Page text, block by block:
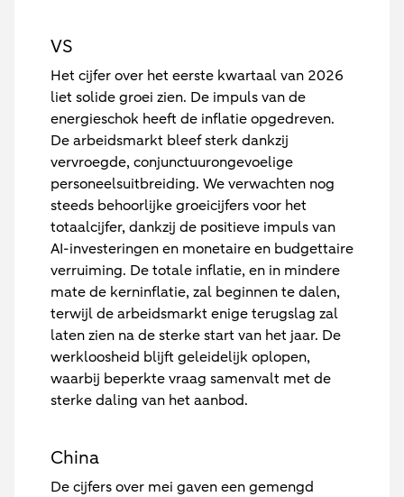
VS
Het cijfer over het eerste kwartaal van 2026
liet solide groei zien. De impuls van de
energieschok heeft de inflatie opgedreven.
De arbeidsmarkt bleef sterk dankzij
vervroegde, conjunctuurongevoelige
personeelsuitbreiding. We verwachten nog
steeds behoorlijke groeicijfers voor het
totaalcijfer, dankzij de positieve impuls van
AI-investeringen en monetaire en budgettaire
verruiming. De totale inflatie, en in mindere
mate de kerninflatie, zal beginnen te dalen,
terwijl de arbeidsmarkt enige terugslag zal
laten zien na de sterke start van het jaar. De
werkloosheid blijft geleidelijk oplopen,
waarbij beperkte vraag samenvalt met de
sterke daling van het aanbod.
China
De cijfers over mei gaven een gemengd